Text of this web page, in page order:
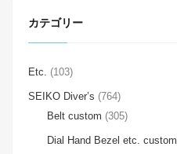
カテゴリー
Etc. (103)
SEIKO Diver’s (764)
Belt custom (305)
Dial Hand Bezel etc. custom